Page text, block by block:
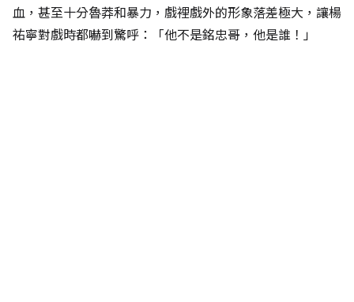
血，甚至十分魯莽和暴力，戲裡戲外的形象落差極大，讓楊
祐寧對戲時都嚇到驚呼：「他不是銘忠哥，他是誰！」